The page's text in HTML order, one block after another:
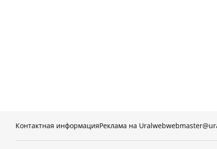
Контактная информацияРеклама на Uralweb